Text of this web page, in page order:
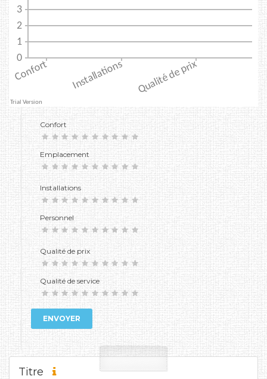
Confort
Emplacement
Installations
Personnel
Qualité de prix
Qualité de service
ENVOYER
Titre